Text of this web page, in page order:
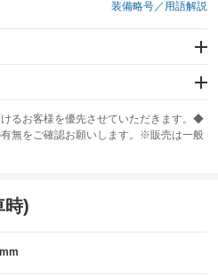
装備略号／用語解説
ABS
けるお客様を優先させていただきます。◆
無をご確認お願いします。※販売は一般
時)